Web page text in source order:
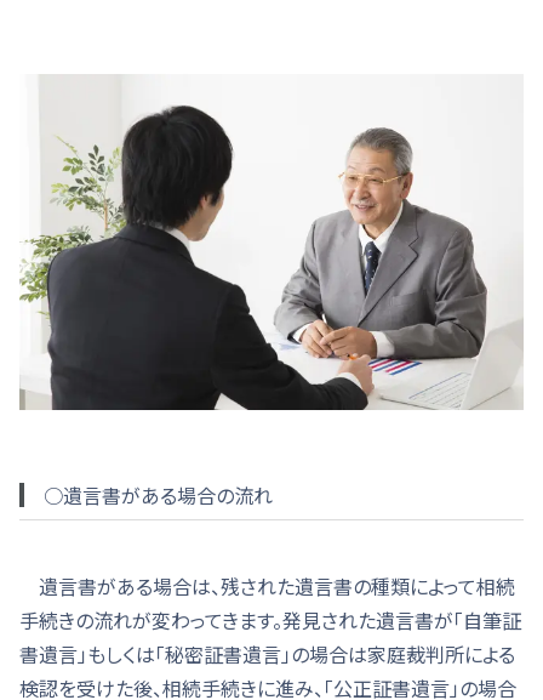
○遺言書がある場合の流れ
遺言書がある場合は、残された遺言書の種類によって相続
手続きの流れが変わってきます。発見された遺言書が「自筆証
書遺言」もしくは「秘密証書遺言」の場合は家庭裁判所による
検認を受けた後、相続手続きに進み、「公正証書遺言」の場合